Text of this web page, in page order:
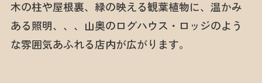
木の柱や屋根裏、緑の映える観葉植物に、温かみ
ある照明、、、山奥のログハウス・ロッジのよう
な雰囲気あふれる店内が広がります。